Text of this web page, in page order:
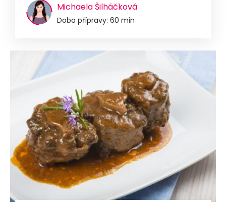
Michaela Šilháčková
Doba přípravy: 60 min